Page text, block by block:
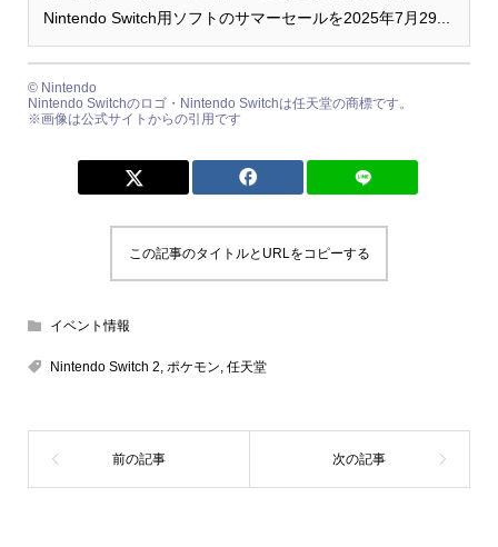
Nintendo Switch用ソフトのサマーセールを2025年7月29...
© Nintendo
Nintendo Switchのロゴ・Nintendo Switchは任天堂の商標です。
※画像は公式サイトからの引用です
この記事のタイトルとURLをコピーする
イベント情報
Nintendo Switch 2, ポケモン, 任天堂